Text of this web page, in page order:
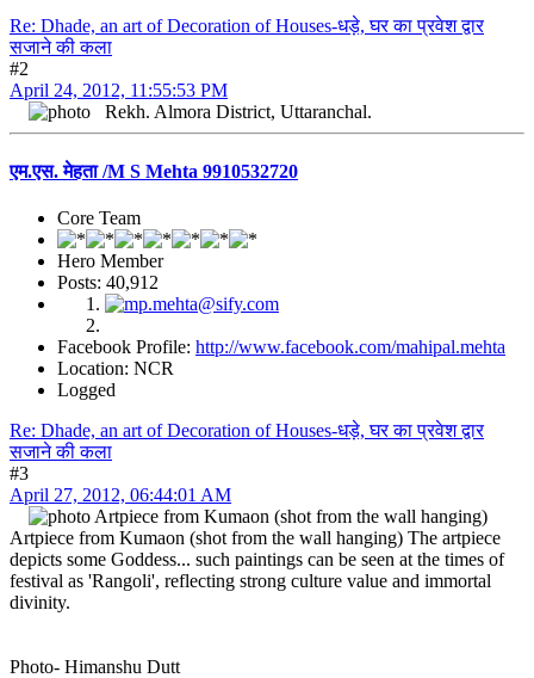
Re: Dhade, an art of Decoration of Houses-धड़े, घर का प्रवेश द्वार
सजाने की कला
#2
April 24, 2012, 11:55:53 PM
Rekh. Almora District, Uttaranchal.
एम.एस. मेहता /M S Mehta 9910532720
Core Team
Hero Member
Posts: 40,912
Facebook Profile: http://www.facebook.com/mahipal.mehta
Location: NCR
Logged
Re: Dhade, an art of Decoration of Houses-धड़े, घर का प्रवेश द्वार
सजाने की कला
#3
April 27, 2012, 06:44:01 AM
Artpiece from Kumaon (shot from the wall hanging)
Artpiece from Kumaon (shot from the wall hanging) The artpiece
depicts some Goddess... such paintings can be seen at the times of
festival as 'Rangoli', reflecting strong culture value and immortal
divinity.
Photo- Himanshu Dutt